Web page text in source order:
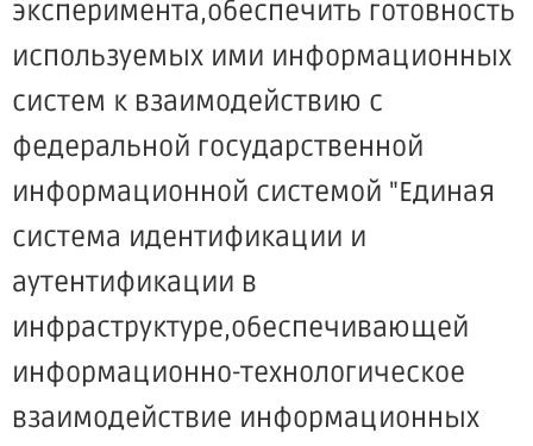
эксперимента,обеспечить готовность
используемых ими информационных
систем к взаимодействию с
федеральной государственной
информационной системой "Единая
система идентификации и
аутентификации в
инфраструктуре,обеспечивающей
информационно-технологическое
взаимодействие информационных